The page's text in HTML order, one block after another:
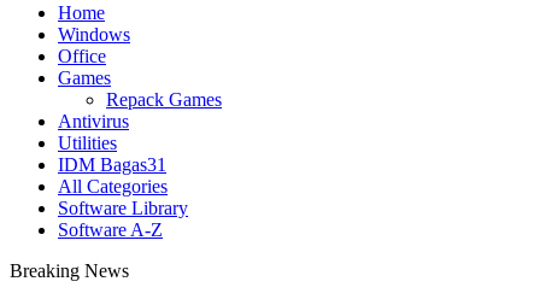
Home
Windows
Office
Games
Repack Games
Antivirus
Utilities
IDM Bagas31
All Categories
Software Library
Software A-Z
Breaking News